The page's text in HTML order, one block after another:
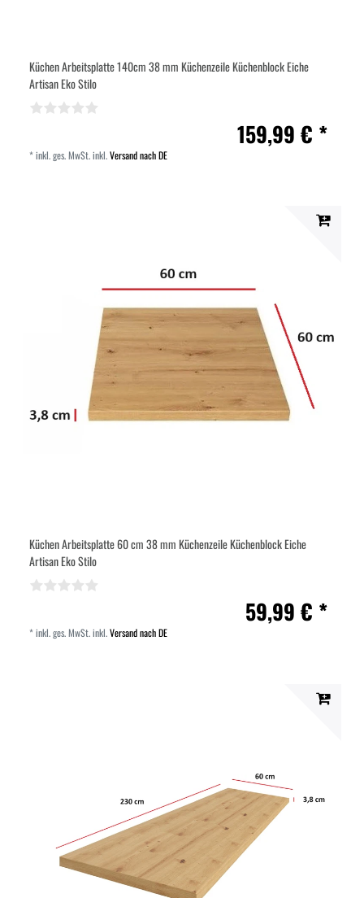
Küchen Arbeitsplatte 140cm 38 mm Küchenzeile Küchenblock Eiche
Artisan Eko Stilo
159,99 € *
*inkl. ges. MwSt.inkl.Versand nach DE
Küchen Arbeitsplatte 60 cm 38 mm Küchenzeile Küchenblock Eiche
Artisan Eko Stilo
59,99 € *
*inkl. ges. MwSt.inkl.Versand nach DE